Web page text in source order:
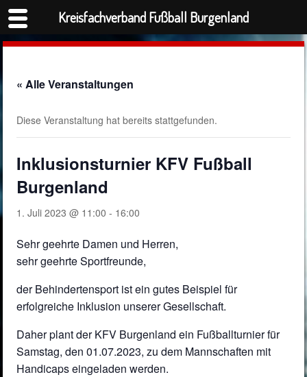
« Alle Veranstaltungen
Diese Veranstaltung hat bereits stattgefunden.
Inklusionsturnier KFV Fußball
Burgenland
1. Juli 2023 @ 11:00 - 16:00
Sehr geehrte Damen und Herren,
sehr geehrte Sportfreunde,
der Behindertensport ist ein gutes Beispiel für
erfolgreiche Inklusion unserer Gesellschaft.
Daher plant der KFV Burgenland ein Fußballturnier für
Samstag, den 01.07.2023, zu dem Mannschaften mit
Handicaps eingeladen werden.
Kreisfachverband Fußball Burgenland